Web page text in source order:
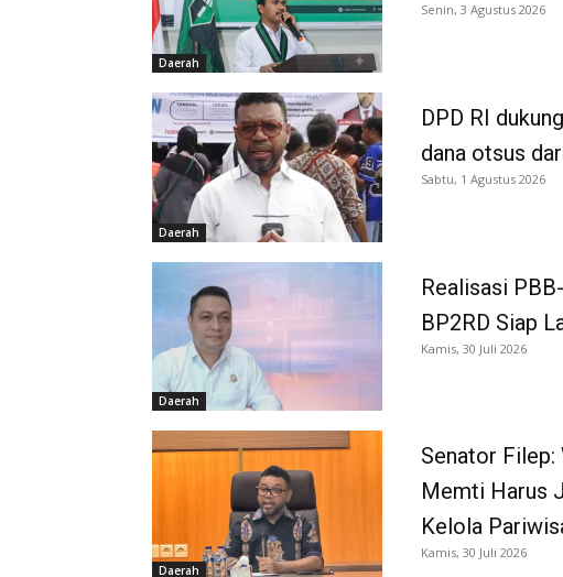
Daerah
Senin, 3 Agustus 2026
Daerah
DPD RI
dana otsus
Sabtu, 1 Agustus 2026
Daerah
Realisasi
BP2RD Siap
Kamis, 30 Juli 2026
Daerah
Senator Filep:
Memti Harus
Kelola
Kamis, 30 Juli 2026